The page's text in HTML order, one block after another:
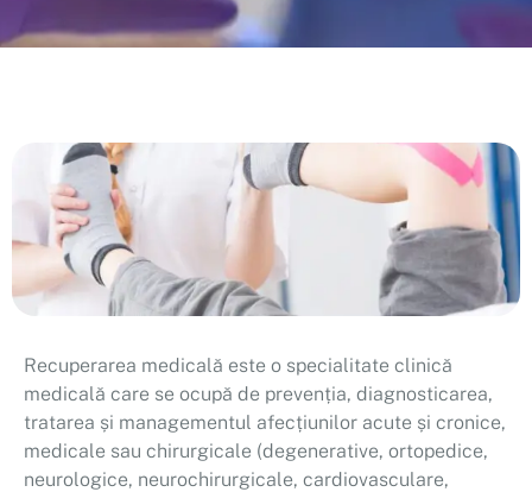
Recuperarea medicală este o specialitate clinică
medicală care se ocupă de prevenția, diagnosticarea,
tratarea și managementul afecțiunilor acute și cronice,
medicale sau chirurgicale (degenerative, ortopedice,
neurologice, neurochirurgicale, cardiovasculare,